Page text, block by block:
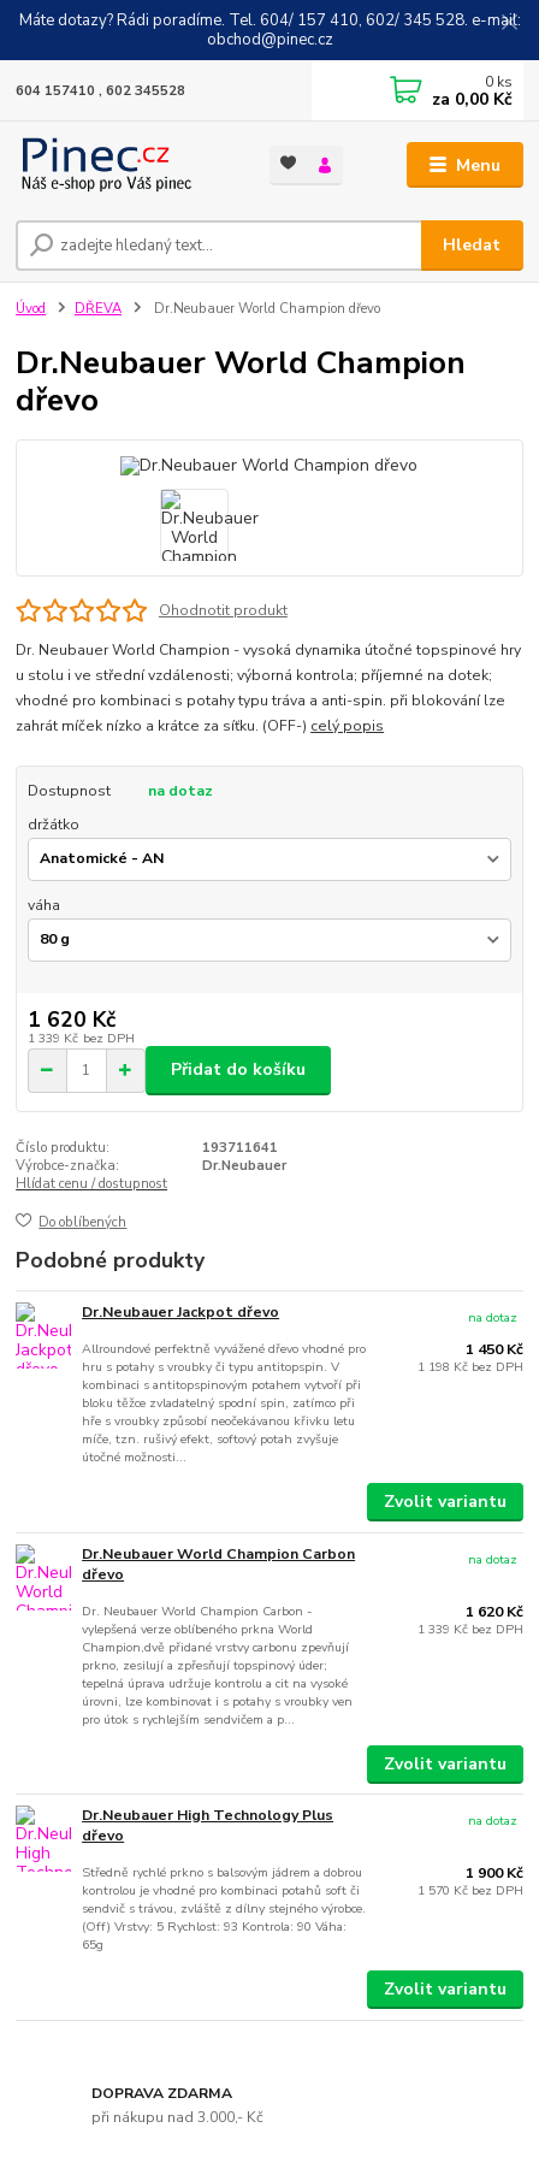
Máte dotazy? Rádi poradíme. Tel. 604/ 157 410, 602/ 345 528. e-mail:
obchod@pinec.cz
Menu
Hledat
604 157410 , 602 345528 0 ks
za 0,00 Kč
Úvod DŘEVA Dr.Neubauer World Champion dřevo
Dr.Neubauer World Champion
dřevo
Ohodnotit produkt
Dr. Neubauer World Champion - vysoká dynamika útočné topspinové hry
u stolu i ve střední vzdálenosti; výborná kontrola; příjemné na dotek;
vhodné pro kombinaci s potahy typu tráva a anti-spin. při blokování lze
zahrát míček nízko a krátce za síťku. (OFF-) celý popis
Dostupnost
na dotaz
držátko
váha
1 620 Kč
1 339 Kč bez DPH
Přidat do košíku
Číslo produktu:
193711641
Výrobce-značka:
Dr.Neubauer
Hlídat cenu / dostupnost
Do oblíbených
Podobné produkty
Dr.Neubauer Jackpot dřevo
Allroundové perfektně vyvážené dřevo vhodné pro
hru s potahy s vroubky či typu antitopspin. V
kombinaci s antitopspinovým potahem vytvoří při
bloku těžce zvladatelný spodní spin, zatímco při
hře s vroubky způsobí neočekávanou křivku letu
míče, tzn. rušivý efekt, softový potah zvyšuje
útočné možnosti...
1 450 Kč
1 198 Kč bez DPH
na dotaz
Zvolit variantu
Dr.Neubauer World Champion Carbon
dřevo
Dr. Neubauer World Champion Carbon -
vylepšená verze oblíbeného prkna World
Champion,dvě přidané vrstvy carbonu zpevňují
prkno, zesilují a zpřesňují topspinový úder;
tepelná úprava udržuje kontrolu a cit na vysoké
úrovni, lze kombinovat i s potahy s vroubky ven
pro útok s rychlejším sendvičem a p...
1 620 Kč
1 339 Kč bez DPH
na dotaz
Zvolit variantu
Dr.Neubauer High Technology Plus
dřevo
Středně rychlé prkno s balsovým jádrem a dobrou
kontrolou je vhodné pro kombinaci potahů soft či
sendvič s trávou, zvláště z dílny stejného výrobce.
(Off) Vrstvy: 5 Rychlost: 93 Kontrola: 90 Váha:
65g
1 900 Kč
1 570 Kč bez DPH
na dotaz
Zvolit variantu
DOPRAVA ZDARMA
při nákupu nad 3.000,- Kč